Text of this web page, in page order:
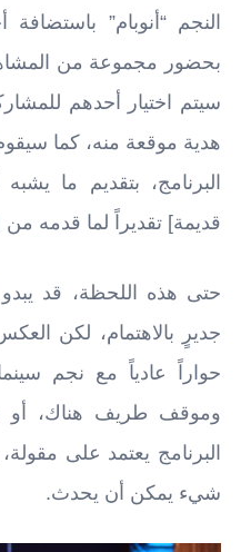
النجم “أنوبام”
بحضور مجموعة من
سيتم اختيار أحدهم
هدية موقعة منه، كما
البرنامج، بتقديم ما
قديمة] تقديراً لما قدمه من
حتى هذه اللحظة، قد
جديرٍ بالاهتمام، لكن
حواراً عادياً مع نجم
وموقف طريف هناك، أو
البرنامج يعتمد على
شيء يمكن أن يحدث.